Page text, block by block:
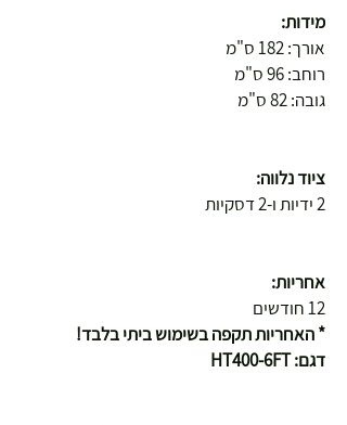
מידות:
אורך: 182 ס"מ
רוחב: 96 ס"מ
גובה: 82 ס"מ
ציוד נלווה:
2 ידיות ו-2 דסקיות
אחריות:
12 חודשים
* האחריות תקפה בשימוש ביתי בלבד!
דגם: HT400-6FT